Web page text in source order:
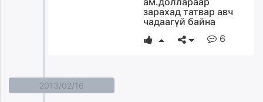
shuud.mn
eagle.mn
зарахад татвар авч
чадаагүй байна
6
2013/02/16